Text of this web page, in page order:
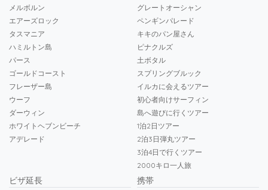
メルボルン
エアーズロック
タスマニア
ハミルトン島
パース
ゴールドコースト
フレーザー島
ウーフ
ダーウィン
ホワイトヘブンビーチ
アデレード
グレートオーシャン
ペンギンパレード
キキのパン屋さん
ピナクルズ
土ボタル
スプリングブルック
イルカに会えるツアー
初心者向けサーフィン
島へ遊びに行くツアー
1泊2日ツアー
2泊3日弾丸ツアー
3泊4日で行くツアー
2000キロ一人旅
ビザ延長
携帯